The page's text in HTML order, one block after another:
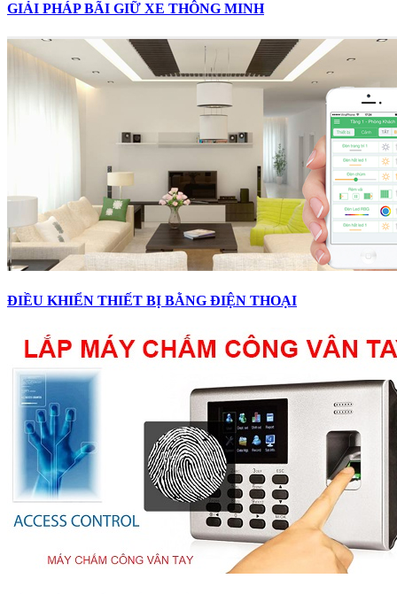
GIẢI PHÁP BÃI GIỮ XE THÔNG MINH
ĐIỀU KHIỂN THIẾT BỊ BẰNG ĐIỆN THOẠI